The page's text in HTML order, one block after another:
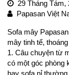
29 Tháng Tám,
Papasan Việt
Sofa mây
mây tinh tế,
1. Câu chuyện từ
có một góc phòng